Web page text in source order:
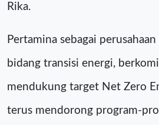
Rika.
Pertamina sebagai
bidang transisi energi,
mendukung target Net Zero
terus mendorong program-